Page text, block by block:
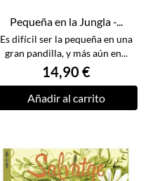
Pequeña en la Jungla -...
Es difícil ser la pequeña en una
gran pandilla, y más aún en...
14,90 €
Añadir al carrito